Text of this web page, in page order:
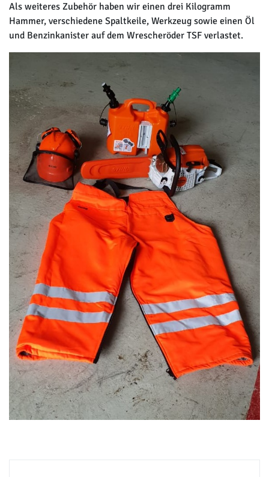
Als weiteres Zubehör haben wir einen drei Kilogramm
Hammer, verschiedene Spaltkeile, Werkzeug sowie einen Öl
und Benzinkanister auf dem Wrescheröder TSF verlastet.